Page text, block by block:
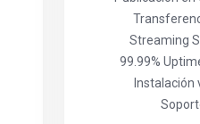
Streaming
99.99%
Instalación